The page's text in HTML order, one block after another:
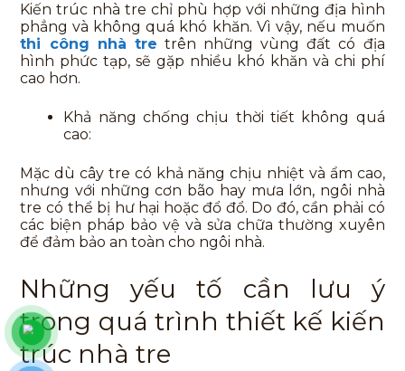
Kiến trúc nhà tre chỉ phù hợp với những địa hình
phẳng và không quá khó khăn. Vì vậy, nếu muốn
thi công nhà tre trên những vùng đất có địa
hình phức tạp, sẽ gặp nhiều khó khăn và chi phí
cao hơn.
Khả năng chống chịu thời tiết không quá
cao:
Mặc dù cây tre có khả năng chịu nhiệt và ẩm cao,
nhưng với những cơn bão hay mưa lớn, ngôi nhà
tre có thể bị hư hại hoặc đổ đổ. Do đó, cần phải có
các biện pháp bảo vệ và sửa chữa thường xuyên
để đảm bảo an toàn cho ngôi nhà.
Những yếu tố cần lưu ý
trong quá trình thiết kế kiến
trúc nhà tre